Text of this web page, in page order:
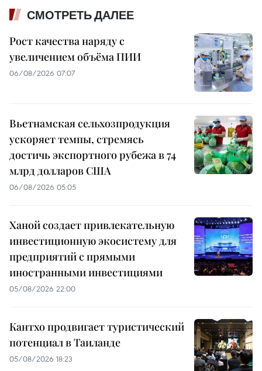
СМОТРЕТЬ ДАЛЕЕ
Рост качества наряду с
увеличением объёма ПИИ
06/08/2026 07:07
Вьетнамская сельхозпродукция
ускоряет темпы, стремясь
достичь экспортного рубежа в 74
млрд долларов США
06/08/2026 05:05
Ханой создает привлекательную
инвестиционную экосистему для
предприятий с прямыми
иностранными инвестициями
05/08/2026 22:00
Кантхо продвигает туристический
потенциал в Таиланде
05/08/2026 18:23